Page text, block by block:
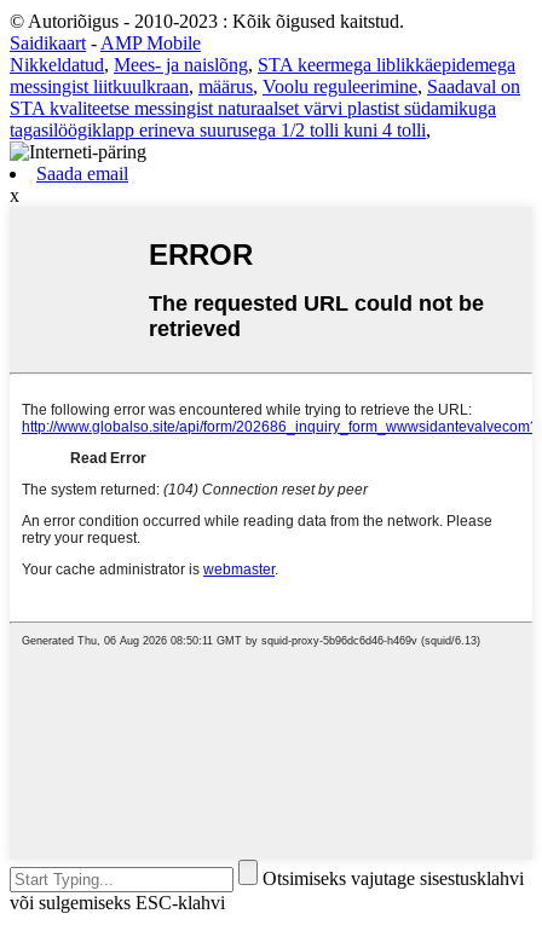
© Autoriõigus - 2010-2023 : Kõik õigused kaitstud.
Saidikaart - AMP Mobile
Nikkeldatud, Mees- ja naislõng, STA keermega liblikkäepidemega
messingist liitkuulkraan, määrus, Voolu reguleerimine, Saadaval on
STA kvaliteetse messingist naturaalset värvi plastist südamikuga
tagasilöögiklapp erineva suurusega 1/2 tolli kuni 4 tolli,
Saada email
x
Otsimiseks vajutage sisestusklahvi
või sulgemiseks ESC-klahvi